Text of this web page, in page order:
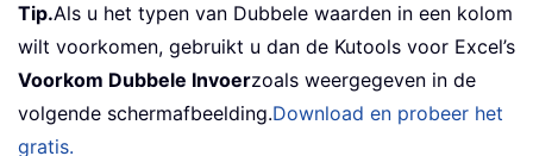
Tip.Als u het typen van Dubbele waarden in een kolom
wilt voorkomen, gebruikt u dan de Kutools voor Excel’s
Voorkom Dubbele Invoerzoals weergegeven in de
volgende schermafbeelding.Download en probeer het
gratis.